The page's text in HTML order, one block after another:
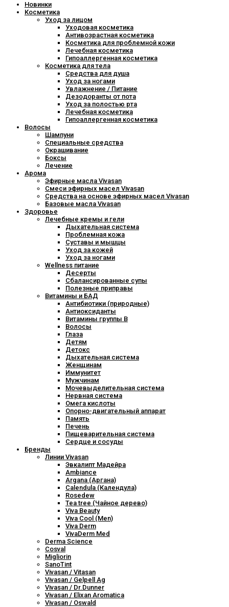
Новинки
Косметика
Уход за лицом
Уходовая косметика
Антивозрастная косметика
Косметика для проблемной кожи
Лечебная косметика
Гипоаллергенная косметика
Косметика для тела
Средства для душа
Уход за ногами
Увлажнение / Питание
Дезодоранты от пота
Уход за полостью рта
Лечебная косметика
Гипоаллергенная косметика
Волосы
Шампуни
Специальные средства
Окрашивание
Боксы
Лечение
Арома
Эфирные масла Vivasan
Смеси эфирных масел Vivasan
Средства на основе эфирных масел Vivasan
Базовые масла Vivasan
Здоровье
Лечебные кремы и гели
Дыхательная система
Проблемная кожа
Суставы и мышцы
Уход за кожей
Уход за ногами
Wellness питание
Десерты
Сбалансированные супы
Полезные приправы
Витамины и БАД
Антибиотики (природные)
Антиоксиданты
Витамины группы В
Волосы
Глаза
Детям
Детокс
Дыхательная система
Женщинам
Иммунитет
Мужчинам
Мочевыделительная система
Нервная система
Омега кислоты
Опорно-двигательный аппарат
Память
Печень
Пищеварительная система
Сердце и сосуды
Бренды
Линии Vivasan
Эвкалипт Мадейра
Ambiance
Argana (Аргана)
Calendula (Календула)
Rosedew
Tea tree (Чайное дерево)
Viva Beauty
Viva Cool (Men)
Viva Derm
VivaDerm Med
Derma Science
Cosval
Migliorin
SanoTint
Vivasan / Vitasan
Vivasan / Gelpell Ag
Vivasan / Dr.Dunner
Vivasan / Elixan Aromatica
Vivasan / Oswald